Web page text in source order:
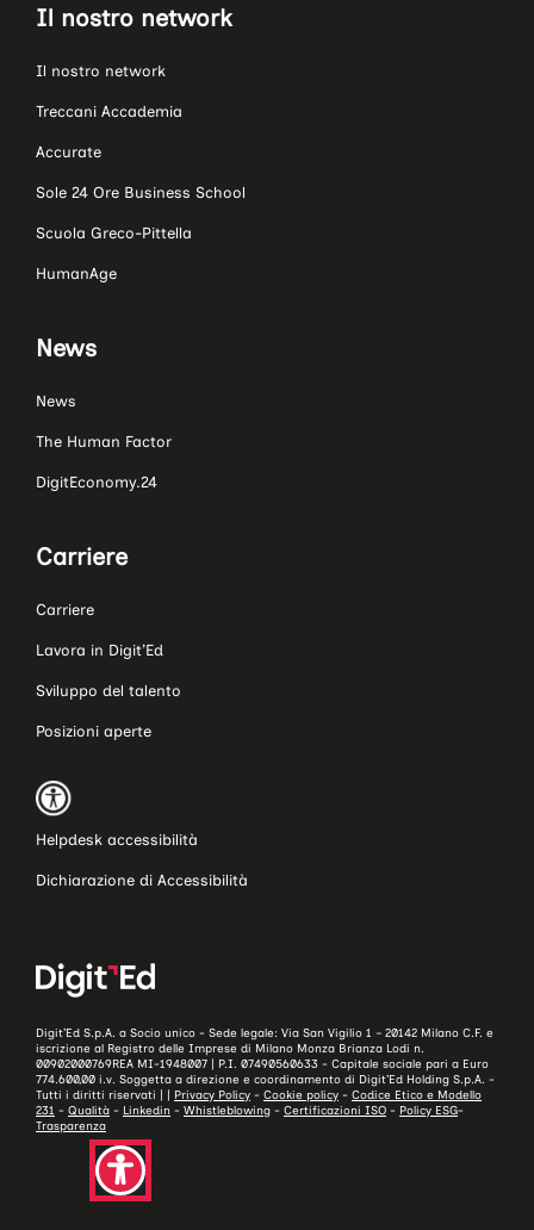
Il nostro network
Il nostro network
Treccani Accademia
Accurate
Sole 24 Ore Business School
Scuola Greco-Pittella
HumanAge
News
News
The Human Factor
DigitEconomy.24
Carriere
Carriere
Lavora in Digit’Ed
Sviluppo del talento
Posizioni aperte
Helpdesk accessibilità
Dichiarazione di Accessibilità
Digit’Ed S.p.A. a Socio unico - Sede legale: Via San Vigilio 1 – 20142 Milano C.F. e
iscrizione al Registro delle Imprese di Milano Monza Brianza Lodi n.
00902000769REA MI-1948007 | P.I. 07490560633 - Capitale sociale pari a Euro
774.600,00 i.v. Soggetta a direzione e coordinamento di Digit’Ed Holding S.p.A. -
Tutti i diritti riservati | | Privacy Policy - Cookie policy - Codice Etico e Modello
231 - Qualità - Linkedin - Whistleblowing - Certificazioni ISO - Policy ESG-
Trasparenza